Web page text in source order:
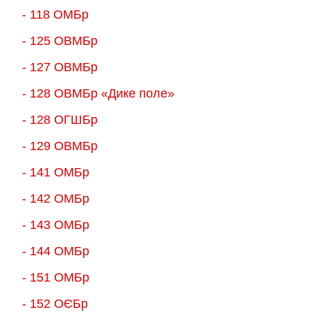
- 118 ОМБр
- 125 ОВМБр
- 127 ОВМБр
- 128 ОВМБр «Дике поле»
- 128 ОГШБр
- 129 ОВМБр
- 141 ОМБр
- 142 ОМБр
- 143 ОМБр
- 144 ОМБр
- 151 ОМБр
- 152 ОЄБр